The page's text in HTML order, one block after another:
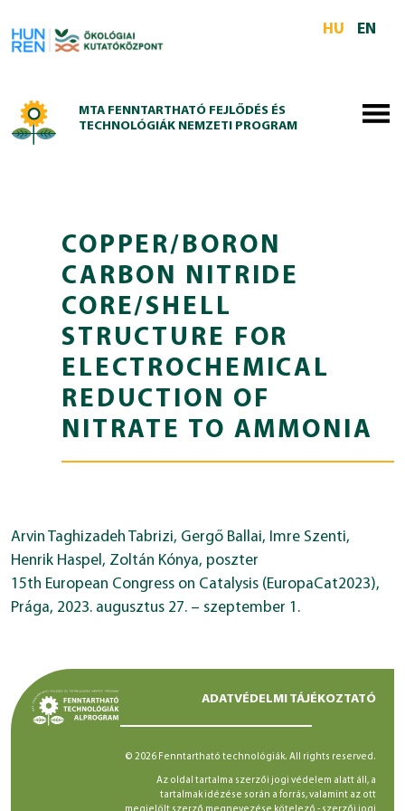
HU
EN
MTA FENNTARTHATÓ FEJLŐDÉS ÉS
TECHNOLÓGIÁK NEMZETI PROGRAM
COPPER/BORON
CARBON NITRIDE
CORE/SHELL
STRUCTURE FOR
ELECTROCHEMICAL
REDUCTION OF
NITRATE TO AMMONIA
Arvin Taghizadeh Tabrizi, Gergő Ballai, Imre Szenti,
Henrik Haspel, Zoltán Kónya, poszter
15th European Congress on Catalysis (EuropaCat2023),
Prága, 2023. augusztus 27. – szeptember 1.
ADATVÉDELMI TÁJÉKOZTATÓ
© 2026 Fenntartható technológiák. All rights reserved.
Az oldal tartalma szerzői jogi védelem alatt áll, a
tartalmak idézése során a forrás, valamint az ott